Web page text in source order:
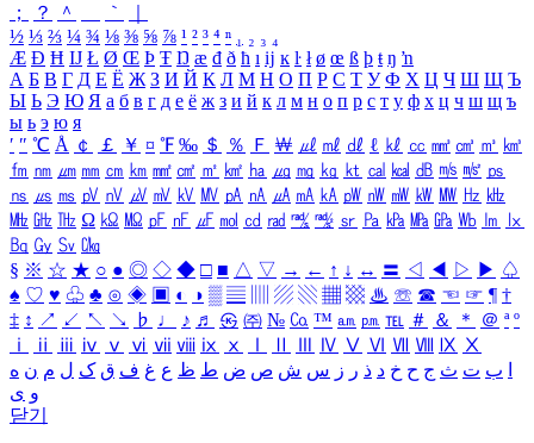
；
？ ＾ ｀
½ ⅓ ⅔ ¼ ¾ ⅛ ⅜ ⅝ ⅞ ¹ ² ³ ⁴ ⁿ ₁ ₂ ₃ ₄
Æ Ð Ħ Ĳ Ł Ø Œ Þ Ŧ Ŋ æ đ ð ħ ı ĳ ĸ ŀ ł ø œ ß þ ŧ ŋ ŉ
А Б В Г Д Е Ё Ж З И Й К Л М Н О П Р С Т У Ф Х Ц Ч Ш Щ Ъ
Ы Ь Э Ю Я а б в г д е ё ж з и й к л м н о п р с т у ф х ц ч ш щ ъ
ы ь э ю я
′ ″ ℃ Å ￠ ￡ ￥ ¤ ℉ ‰ ＄ ％ Ｆ ￦ ㎕ ㎖ ㎗ ℓ ㎘ ㏄ ㎣ ㎤ ㎥ ㎦
㎙ ㎚ ㎛ ㎜ ㎝ ㎞ ㎟ ㎠ ㎡ ㎢ ㏊ ㎍ ㎎ ㎏ ㏏ ㎈ ㎉ ㏈ ㎧ ㎨ ㎰
㎱ ㎲ ㎳ ㎴ ㎵ ㎶ ㎷ ㎸ ㎹ ㎀ ㎁ ㎂ ㎃ ㎄ ㎺ ㎻ ㎽ ㎾ ㎿ ㎐ ㎑
㎒ ㎓ ㎔ Ω ㏀ ㏁ ㎊ ㎋ ㎌ ㏖ ㏅ ㎭ ㎮ ㎯ ㏛ ㎩ ㎪ ㎫ ㎬ ㏝ ㏐
㏓
㏃ ㏉ ㏜ ㏆
§ ※ ☆ ★ ○ ● ◎ ◇ ◆ □ ■ △ ▽ → ← ↑ ↓ ↔ 〓 ◁ ◀ ▷ ▶ ♤
♠ ♡ ♥ ♧ ♣ ⊙ ◈ ▣ ◐ ◑ ▒ ▤ ▨ ▧ ▦ ▩ ♨ ☏ ☎ ☜ ☞ ¶ †
‡ ↕ ↗ ↙ ↖ ↘ ♭ ♩ ♪ ♬ ㉿ ㈜ № ㏇ ™ ㏂ ㏘ ℡ ＃ ＆ ＊ ＠ ª º
ⅰ
ⅱ ⅲ ⅳ ⅴ ⅵ ⅶ ⅷ ⅸ ⅹ Ⅳ Ⅴ Ⅵ Ⅶ Ⅷ Ⅸ Ⅹ
ب ت ث ج ح خ د ذ ر ز س ش ص ض ط ظ ع غ ف ق ک ل م ن ه
و ی
닫기